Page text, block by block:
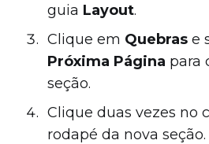
guia Layout.
Clique em Quebrase
Próxima Página para
seção.
Clique duas vezes no
rodapé da nova seção.